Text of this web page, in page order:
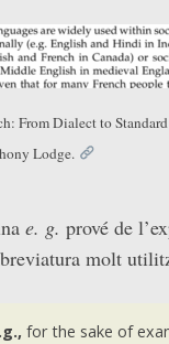
From Dialect to Standard
Lodge.
e. g. prové de
molt
for the sake of